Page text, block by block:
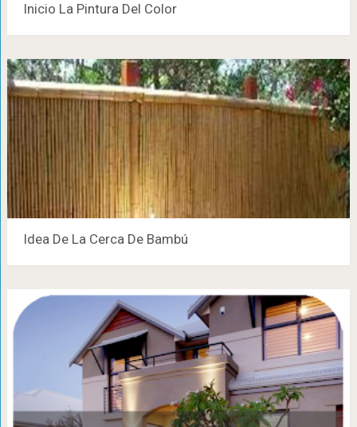
Inicio La Pintura Del Color
Idea De La Cerca De Bambú